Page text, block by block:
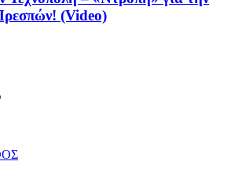
(Video)